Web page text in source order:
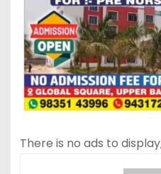
There is no ads to